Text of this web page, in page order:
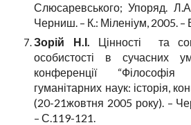
Слюсаревського; Упоряд.
Черниш. – К.: Міленіум, 2005. –
Зорій Н.І. Цінності та
особистості в сучасних
конференції
гуманітарних наук: історія,
(20-21жовтня 2005 року). –
– С.119-121.